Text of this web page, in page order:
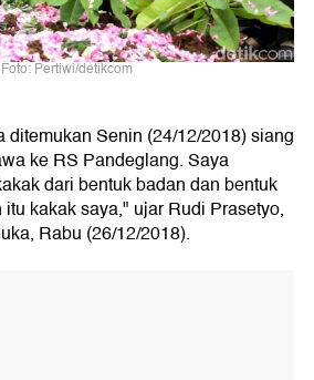
Foto: Pertiwi/detikcom
ditemukan Senin (24/12/2018) siang
ke RS Pandeglang. Saya
dari bentuk badan dan bentuk
kakak saya," ujar Rudi Prasetyo,
Rabu (26/12/2018).